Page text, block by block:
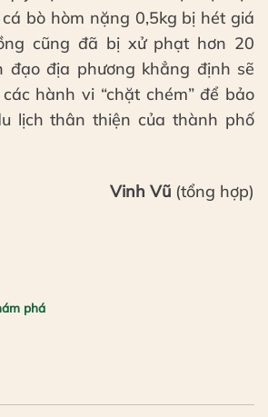
bò hòm nặng 0,5kg bị hét giá
cũng đã bị xử phạt hơn 20
đạo địa phương khẳng định sẽ
hành vi “chặt chém” để bảo
lịch thân thiện của thành phố
Vinh Vũ (tổng hợp)
phá